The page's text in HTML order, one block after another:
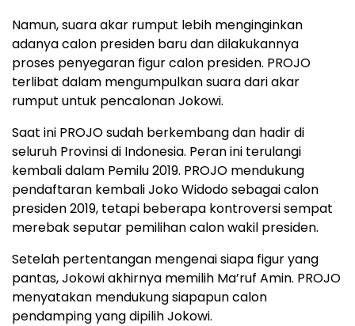
Namun, suara akar rumput lebih menginginkan
adanya calon presiden baru dan dilakukannya
proses penyegaran figur calon presiden. PROJO
terlibat dalam mengumpulkan suara dari akar
rumput untuk pencalonan Jokowi.
Saat ini PROJO sudah berkembang dan hadir di
seluruh Provinsi di Indonesia. Peran ini terulangi
kembali dalam Pemilu 2019. PROJO mendukung
pendaftaran kembali Joko Widodo sebagai calon
presiden 2019, tetapi beberapa kontroversi sempat
merebak seputar pemilihan calon wakil presiden.
Setelah pertentangan mengenai siapa figur yang
pantas, Jokowi akhirnya memilih Ma’ruf Amin. PROJO
menyatakan mendukung siapapun calon
pendamping yang dipilih Jokowi.